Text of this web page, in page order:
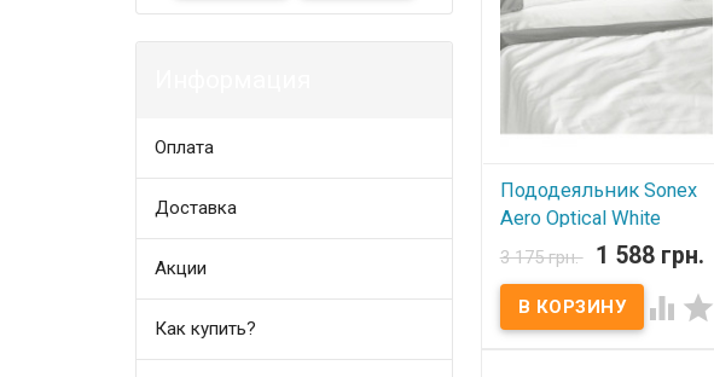
Оплата
Доставка
Акции
Как купить?
Пододеяльник Sonex
Aero Optical White
145х210 см
В наличии
Пододеяльник Sonex Aero
3 175 грн. 1 588 грн.
 